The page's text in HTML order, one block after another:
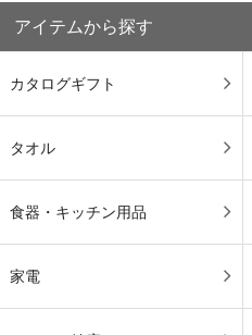
アイテムから探す
カタログギフト
タオル
食器・キッチン用品
家電